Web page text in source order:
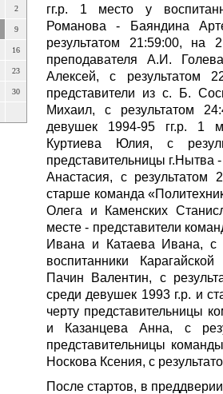
2
9
16
23
30
гг.р. 1 место у
Романова - Баяндина
результатом 21:59:00, на
преподавателя А.И.
Алексей, с результатом
представители из с. Б.
Михаил, с результатом
девушек 1994-95 гг.р. 1
Куртиева Юлия, с
представительницы г.Нытва
Анастасия, с
старше команда
Олега и Каменских
месте - представители
Ивана и Катаева Ивана, с
воспитанники
Пачин Валентин, с
среди девушек 1993 г.р. и
черту представительницы
и Казанцева Анна, с
представительницы
Носкова Ксения, с
После стартов, в